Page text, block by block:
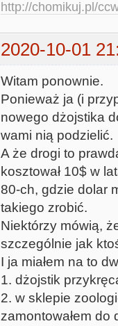
http://chomikuj.pl/
2020-10-01
Witam ponownie.
Ponieważ ja (i
nowego dżojstika
wami nią podzielić.
A że drogi to
kosztował 10$ w
80-ch, gdzie dolar
takiego zrobić.
Niektórzy mówią,
szczególnie jak
I ja miałem na to
1. dżojstik
2. w sklepie
zamontowałem do